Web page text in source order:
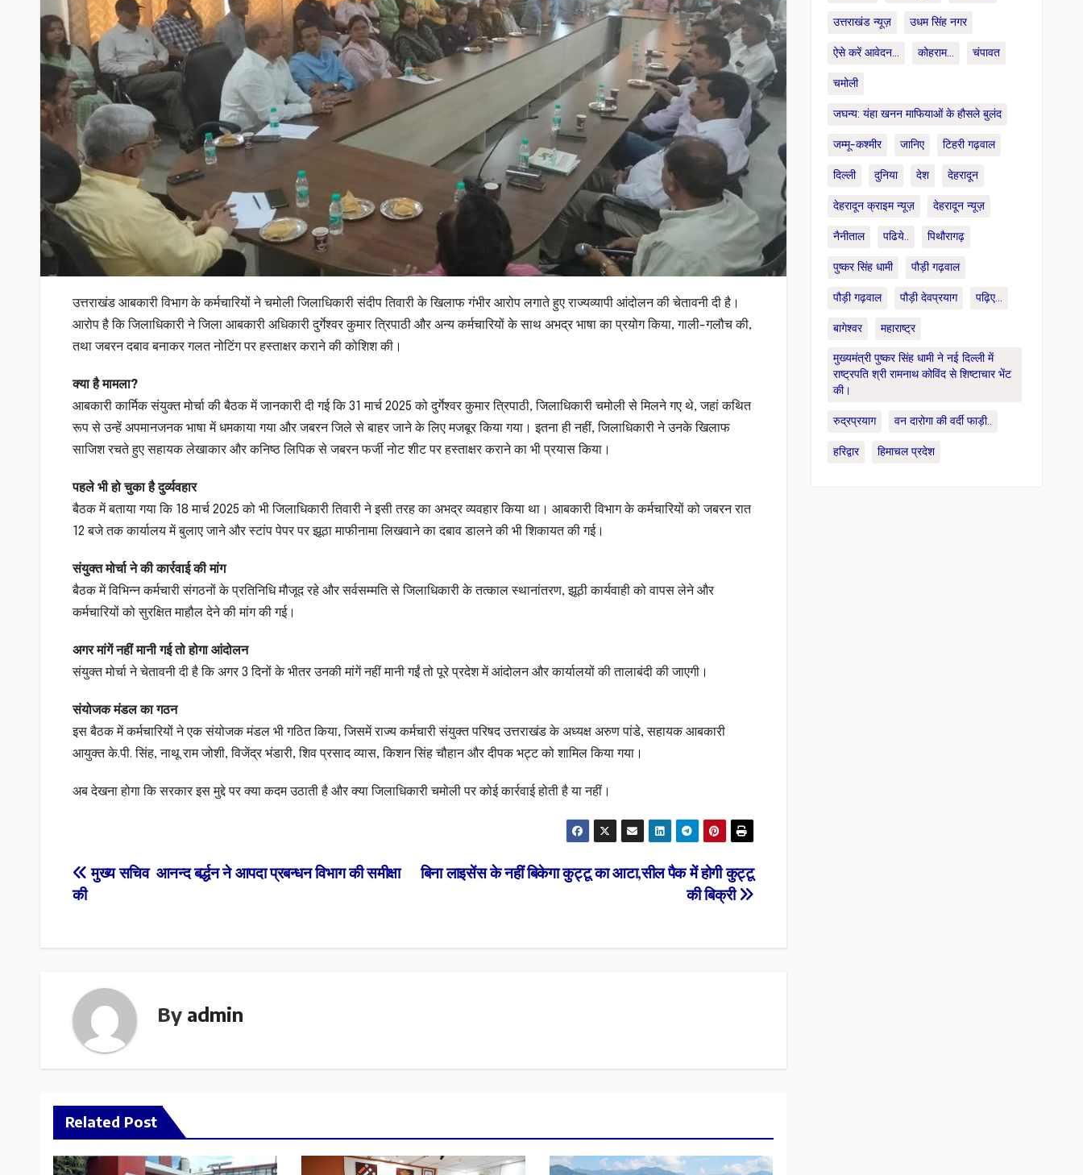
उत्तराखंड आबकारी विभाग के कर्मचारियों ने चमोली जिलाधिकारी संदीप तिवारी के खिलाफ गंभीर आरोप लगाते हुए राज्यव्यापी आंदोलन की चेतावनी दी है।
आरोप है कि जिलाधिकारी ने जिला आबकारी अधिकारी दुर्गेश्वर कुमार त्रिपाठी और अन्य कर्मचारियों के साथ अभद्र भाषा का प्रयोग किया, गाली-गलौच की,
तथा जबरन दबाव बनाकर गलत नोटिंग पर हस्ताक्षर कराने की कोशिश की।
क्या है मामला?
आबकारी कार्मिक संयुक्त मोर्चा की बैठक में जानकारी दी गई कि 31 मार्च 2025 को दुर्गेश्वर कुमार त्रिपाठी, जिलाधिकारी चमोली से मिलने गए थे, जहां कथित
रूप से उन्हें अपमानजनक भाषा में धमकाया गया और जबरन जिले से बाहर जाने के लिए मजबूर किया गया। इतना ही नहीं, जिलाधिकारी ने उनके खिलाफ
साजिश रचते हुए सहायक लेखाकार और कनिष्ठ लिपिक से जबरन फर्जी नोट शीट पर हस्ताक्षर कराने का भी प्रयास किया।
पहले भी हो चुका है दुर्व्यवहार
बैठक में बताया गया कि 18 मार्च 2025 को भी जिलाधिकारी तिवारी ने इसी तरह का अभद्र व्यवहार किया था। आबकारी विभाग के कर्मचारियों को जबरन रात
12 बजे तक कार्यालय में बुलाए जाने और स्टांप पेपर पर झूठा माफीनामा लिखवाने का दबाव डालने की भी शिकायत की गई।
संयुक्त मोर्चा ने की कार्रवाई की मांग
बैठक में विभिन्न कर्मचारी संगठनों के प्रतिनिधि मौजूद रहे और सर्वसम्मति से जिलाधिकारी के तत्काल स्थानांतरण, झूठी कार्यवाही को वापस लेने और
कर्मचारियों को सुरक्षित माहौल देने की मांग की गई।
अगर मांगें नहीं मानी गई तो होगा आंदोलन
संयुक्त मोर्चा ने चेतावनी दी है कि अगर 3 दिनों के भीतर उनकी मांगें नहीं मानी गईं तो पूरे प्रदेश में आंदोलन और कार्यालयों की तालाबंदी की जाएगी।
संयोजक मंडल का गठन
इस बैठक में कर्मचारियों ने एक संयोजक मंडल भी गठित किया, जिसमें राज्य कर्मचारी संयुक्त परिषद उत्तराखंड के अध्यक्ष अरुण पांडे, सहायक आबकारी
आयुक्त के.पी. सिंह, नाथू राम जोशी, विजेंद्र भंडारी, शिव प्रसाद व्यास, किशन सिंह चौहान और दीपक भट्ट को शामिल किया गया।
अब देखना होगा कि सरकार इस मुद्दे पर क्या कदम उठाती है और क्या जिलाधिकारी चमोली पर कोई कार्रवाई होती है या नहीं।
Post
बिना लाइसेंस के नहीं बिकेगा कुट्टू का आटा,सील पैक में होगी कुट्टू
की बिक्री
मुख्य सचिव आनन्द बर्द्धन ने आपदा प्रबन्धन विभाग की समीक्षा
की
By admin
Related Post
उत्तराखंड न्यूज़ उधम सिंह नगर
ऐसे करें आवेदन... कोहराम... चंपावत
चमोली
जघन्य: यंहा खनन माफियाओं के हौसले बुलंद
जम्मू-कश्मीर जानिए टिहरी गढ़वाल
दिल्ली दुनिया देश देहरादून
देहरादून क्राइम न्यूज़ देहरादून न्यूज़
नैनीताल पढिये.. पिथौरागढ़
पुष्कर सिंह धामी पौड़ी गढ़वाल
पौड़ी गढ़वाल पौड़ी देवप्रयाग पढ़िए...
बागेश्वर महाराष्ट्र
मुख्यमंत्री पुष्कर सिंह धामी ने नई दिल्ली में
राष्ट्रपति श्री रामनाथ कोविंद से शिष्टाचार भेंट
की।
रुद्रप्रयाग वन दारोगा की वर्दी फाड़ी..
हरिद्वार हिमाचल प्रदेश